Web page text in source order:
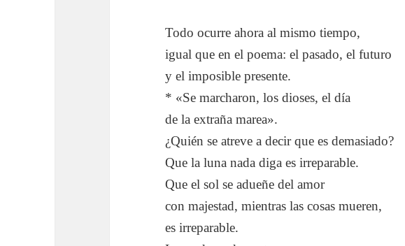
Todo ocurre ahora al mismo tiempo,
igual que en el poema: el pasado, el futuro
y el imposible presente.
* «Se marcharon, los dioses, el día
de la extraña marea».
¿Quién se atreve a decir que es demasiado?
Que la luna nada diga es irreparable.
Que el sol se adueñe del amor
con majestad, mientras las cosas mueren,
es irreparable.